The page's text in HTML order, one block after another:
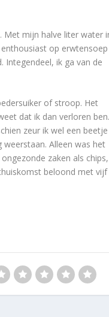
Met mijn halve liter water
op erwtensoep
ik ga van de
of stroop. Het
dat ik dan verloren
zeur ik wel een beetje
Alleen was het
zaken als chips,
beloond met vijf